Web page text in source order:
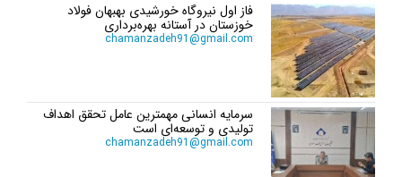
فاز اول نیروگاه خورشیدی بهبهان فولاد
خوزستان در آستانه بهره‌برداری
chamanzadeh91@gmail.com
سرمایه انسانی مهمترین عامل تحقق اهداف
تولیدی و توسعه‌ای است
chamanzadeh91@gmail.com